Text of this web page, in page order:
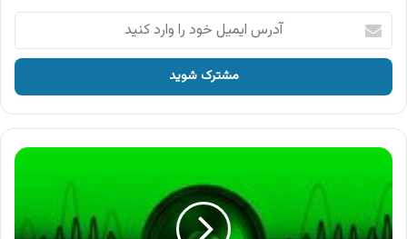
آدرس
ایمیل
خود
وارد
کنید
بانک
برچسب
پرداخت